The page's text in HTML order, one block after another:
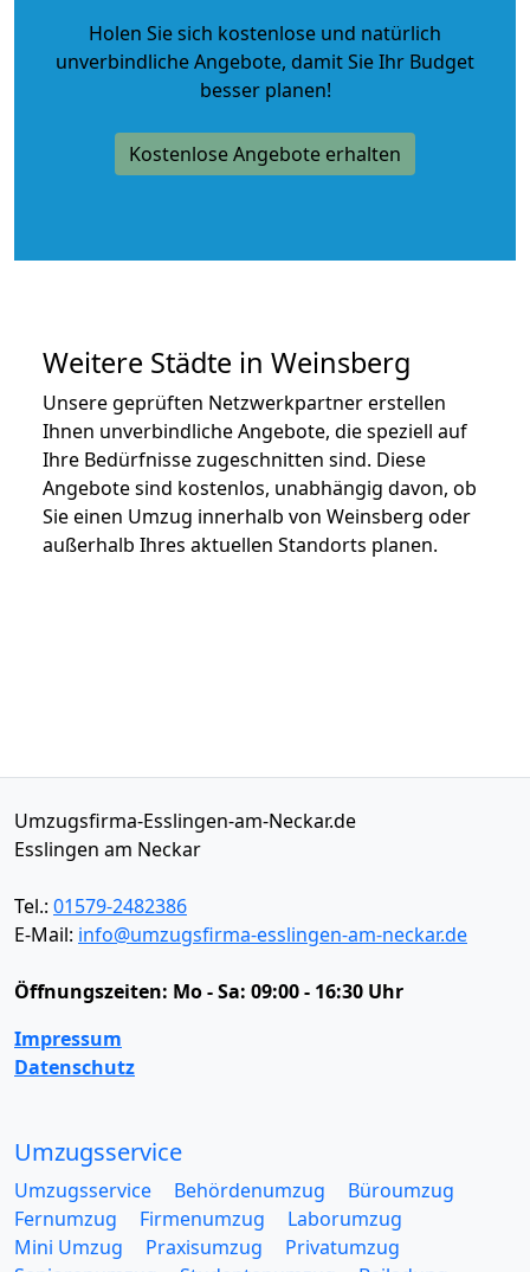
Holen Sie sich kostenlose und natürlich
unverbindliche Angebote, damit Sie Ihr Budget
besser planen!
Kostenlose Angebote erhalten
Weitere Städte in Weinsberg
Unsere geprüften Netzwerkpartner erstellen
Ihnen unverbindliche Angebote, die speziell auf
Ihre Bedürfnisse zugeschnitten sind. Diese
Angebote sind kostenlos, unabhängig davon, ob
Sie einen Umzug innerhalb von Weinsberg oder
außerhalb Ihres aktuellen Standorts planen.
Umzugsfirma-Esslingen-am-Neckar.de
Esslingen am Neckar
Tel.: 01579-2482386
E-Mail: info@umzugsfirma-esslingen-am-neckar.de
Öffnungszeiten: Mo - Sa: 09:00 - 16:30 Uhr
Impressum
Datenschutz
Umzugsservice
Umzugsservice Behördenumzug
Büroumzug
Fernumzug
Firmenumzug
Laborumzug
Mini Umzug
Praxisumzug
Privatumzug